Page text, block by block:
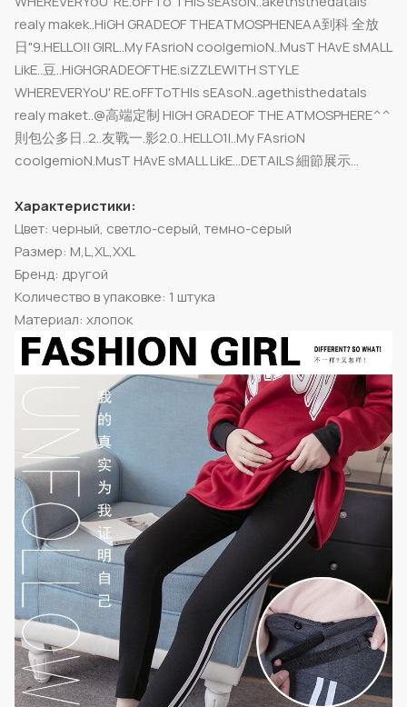
realy makek..HiGH GRADEOF THEATMOSPHENEAA到科 全放
日"9.HELLO!I GIRL..My FAsrioN coolgemioN..MusT HAvE sMALL
LikE..豆..HiGHGRADEOFTHE.siZZLEWITH STYLE
WHEREVERYoU' RE.oFFToTHIs sEAsoN..agethisthedatals
realy maket..@高端定制 HIGH GRADEOF THE ATMOSPHERE^^
則包公多日..2..友戰一.影2.0..HELLO1I..My FAsrioN
coolgemioN.MusT HAvE sMALL LikE...DETAILS 細節展示...
Характеристики:
Цвет: черный, светло-серый, темно-серый
Размер: M,L,XL,XXL
Бренд: другой
Количество в упаковке: 1 штука
Материал: хлопок